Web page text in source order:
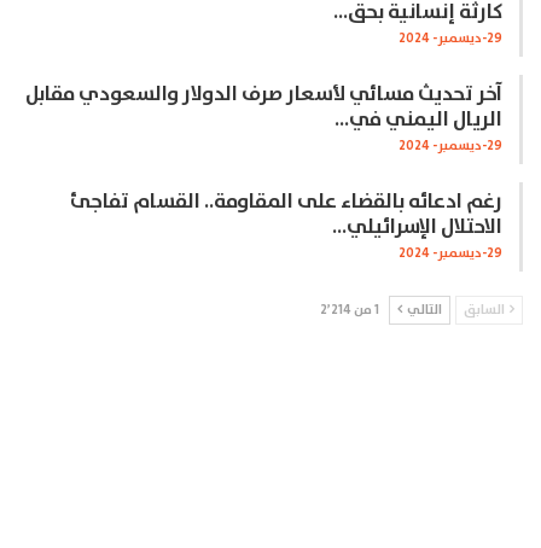
كارثة إنسانية بحق…
29-ديسمبر- 2024
آخر تحديث مسائي لأسعار صرف الدولار والسعودي مقابل
الريال اليمني في…
29-ديسمبر- 2024
رغم ادعائه بالقضاء على المقاومة.. القسام تفاجئ
الاحتلال الإسرائيلي…
29-ديسمبر- 2024
السابق التالي 1 من 2٬214